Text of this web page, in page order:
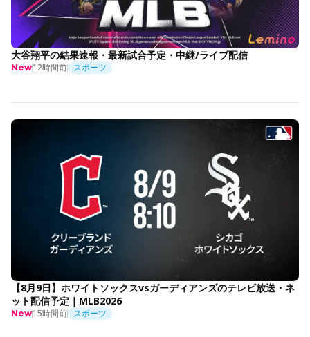
大谷翔平の結果速報・最新試合予定・中継/ライブ配信
New12時間前 スポーツ
【8月9日】ホワイトソックスvsガーディアンズのテレビ放送・ネ
ット配信予定｜MLB2026
New15時間前 スポーツ